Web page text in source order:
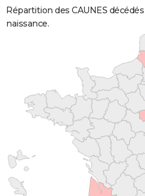
Répartition des CAUNES
naissance.